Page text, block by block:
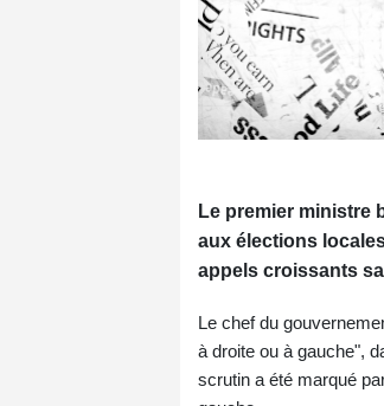
Le premier ministre
aux élections
appels croissants
Le chef du
à droite ou à gauche",
scrutin a été marqué